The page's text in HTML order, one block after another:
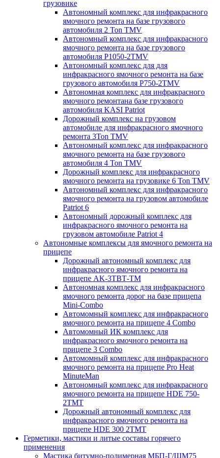
грузовике
Автономный комплекс для инфракрасного
ямочного ремонта на базе грузового
автомобиля 2 Ton TMV
Автономный комплекс для инфракрасного
ямочного ремонта на базе грузового
автомобиля P1050-2TMV
Автономный комплекс для для
инфракрасного ямочного ремонта на базе
грузового автомобиля P750-2TMV
Автономная комплекс для инфракрасного
ямочного ремонтана базе грузового
автомобиля KASI Patriot
Дорожный комплекс на грузовом
автомобиле для инфракрасного ямочного
ремонта 3Ton TMV
Автономный комплекс для инфракрасного
ямочного ремонта на базе грузового
автомобиля 4 Ton TMV
Дорожный комплекс для инфракрасного
ямочного ремонта на грузовике 6 Ton TMV
Автономный комплекс для инфракрасного
ямочного ремонта на грузовом автомобиле
Patriot 6
Автономный дорожный комплекс для
инфракрасного ямочного ремонта на
грузовом автомобиле Patriot 4
Автономные комплексы для ямочного ремонта на
прицепе
Дорожный автономный комплекс для
инфракрасного ямочного ремонта на
прицепе AK-3ТВТ-ТМ
Автономная комплекс для инфракрасного
ямочного ремонта дорог на базе прицепа
Mini-Combo
Автомомный комплекс для инфракрасного
ямочного ремонта на прицепе 4 Combo
Автомомный ИК комплекс для
инфракрасного ямочного ремонта на
прицепе 3 Combo
Автомомный комплекс для инфракрасного
ямочного ремонта на прицепе Pro Heat
MinuteMan
Автономный комплекс для инфракрасного
ямочного ремонта на прицепе HDE 750-
2TMT
Дорожный автономный комплекс для
инфракрасного ямочного ремонта на
прицепе HDE 300 2TMT
Герметики, мастики и литые составы горячего
применения
Мастика битумно-полимерная МБП-Г/ШМ75